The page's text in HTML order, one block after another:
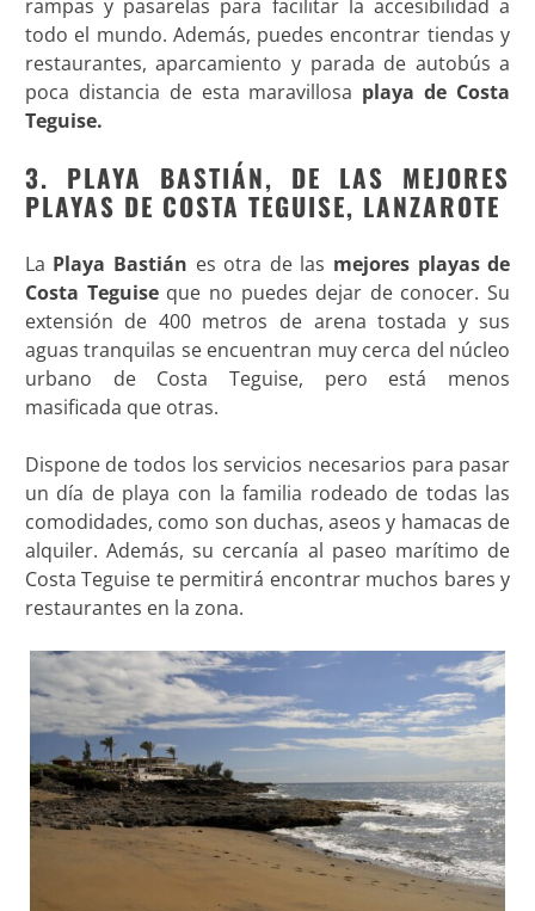
rampas y pasarelas para facilitar la accesibilidad a
todo el mundo. Además, puedes encontrar tiendas y
restaurantes, aparcamiento y parada de autobús a
poca distancia de esta maravillosa playa de Costa
Teguise.
3. PLAYA BASTIÁN, DE LAS MEJORES
PLAYAS DE COSTA TEGUISE, LANZAROTE
La Playa Bastián es otra de las mejores playas de
Costa Teguiseque no puedes dejar de conocer. Su
extensión de 400 metros de arena tostada y sus
aguas tranquilas se encuentran muy cerca del núcleo
urbano de Costa Teguise, pero está menos
masificada que otras.
Dispone de todos los servicios necesarios para pasar
un día de playa con la familia rodeado de todas las
comodidades, como son duchas, aseos y hamacas de
alquiler. Además, su cercanía al paseo marítimo de
Costa Teguise te permitirá encontrar muchos bares y
restaurantes en la zona.